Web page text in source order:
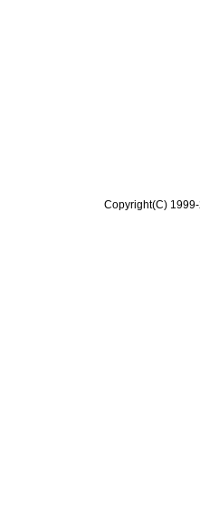
Copyright(C)